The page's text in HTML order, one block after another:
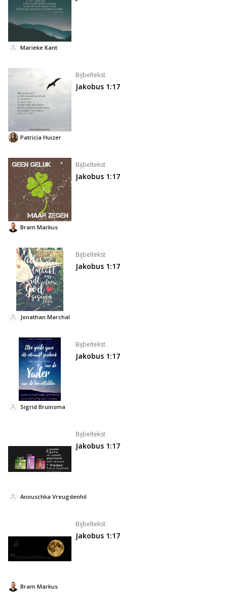
Marieke Kant
Bijbeltekst
Jakobus 1:17
Patricia Huizer
Bijbeltekst
Jakobus 1:17
Bram Markus
Bijbeltekst
Jakobus 1:17
Jonathan Marchal
Bijbeltekst
Jakobus 1:17
Sigrid Bruinsma
Bijbeltekst
Jakobus 1:17
Anouschka Vreugdenhil
Bijbeltekst
Jakobus 1:17
Bram Markus